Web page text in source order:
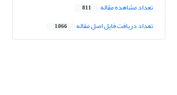
تعداد مشاهده مقاله 811
تعداد دریافت فایل اصل مقاله 1,066